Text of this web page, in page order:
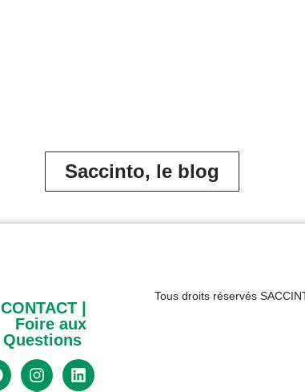
Saccinto, le blog
CONTACT
Foire aux
Questions
Tous droits réservés